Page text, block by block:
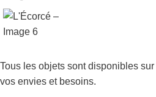
Tous les objets sont disponibles
vos envies et besoins.